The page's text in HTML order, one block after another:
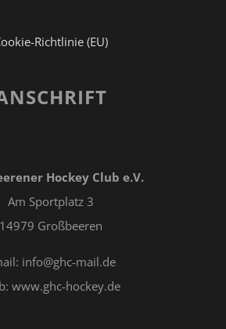
Richtlinie (EU)
Hockey Club e.V.
Am Sportplatz 3
14979 Großbeeren
info@ghc-mail.de
www.ghc-hockey.de